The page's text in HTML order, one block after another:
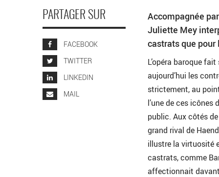
PARTAGER SUR
FACEBOOK
TWITTER
LINKEDIN
MAIL
Accompagnée
Juliette Mey
castrats que
L’opéra baroque
aujourd’hui les
strictement, au
l’une de ces
public. Aux côtés
grand rival de
illustre la virtuosité
castrats, comme
affectionnait